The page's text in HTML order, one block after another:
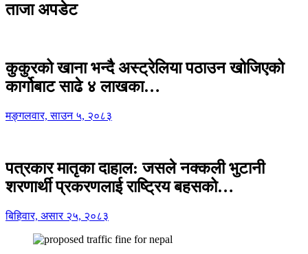
ताजा अपडेट
कुकुरको खाना भन्दै अस्ट्रेलिया पठाउन खोजिएको
कार्गोबाट साढे ४ लाखका…
मङ्गलवार, साउन ५, २०८३
पत्रकार मातृका दाहाल: जसले नक्कली भुटानी
शरणार्थी प्रकरणलाई राष्ट्रिय बहसको…
बिहिवार, असार २५, २०८३